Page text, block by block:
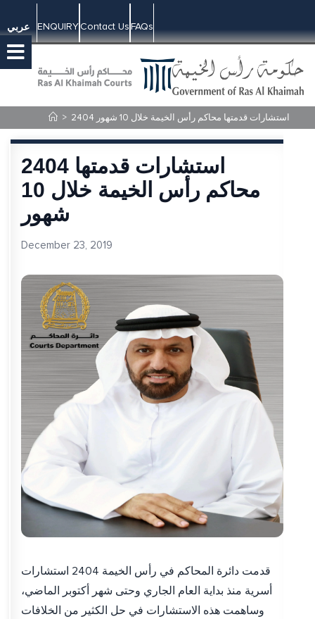
عربي ENQUIRYContact UsFAQs
> 2404 استشارات قدمتها محاكم رأس الخيمة خلال 10 شهور
2404 استشارات قدمتها
محاكم رأس الخيمة خلال 10
شهور
December 23, 2019
قدمت دائرة المحاكم في رأس الخيمة 2404 استشارات
أسرية منذ بداية العام الجاري وحتى شهر أكتوبر الماضي،
وساهمت هذه الاستشارات في حل الكثير من الخلافات